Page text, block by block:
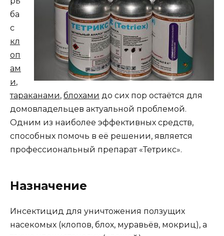
ба
с
кл
оп
ам
и,
тараканами, блохами до сих пор остаётся для
домовладельцев актуальной проблемой.
Одним из наиболее эффективных средств,
способных помочь в её решении, является
профессиональный препарат «Тетрикс».
Назначение
Инсектицид для уничтожения ползущих
насекомых (клопов, блох, муравьёв, мокриц), а